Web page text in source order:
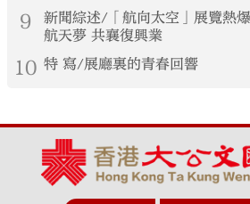
9
新聞綜述/「航向太空」展覽熱
航天夢 共襄復興業
10 特 寫/展廳裏的青春回響